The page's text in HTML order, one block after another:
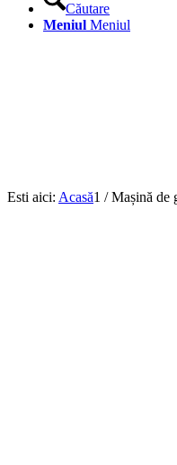
Căutare
Meniul Meniul
Esti aici: Acasă1 / Mașină de